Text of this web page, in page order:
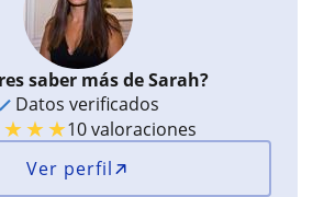
saber más de Sarah?
Datos verificados
★★★10 valoraciones
Ver perfil